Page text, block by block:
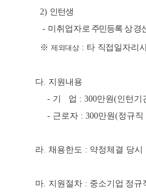
2) 인턴생
- 미취업자로 주민등록 상 경
※ 제외대상 : 타 직접일자리
다. 지원내용
- 기 업 : 300만원(인턴기
- 근로자 : 300만원(정규직
라. 채용한도 : 약정체결 당시
마. 지원절차 : 중소기업 정규